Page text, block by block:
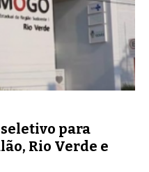
para
Rio Verde e